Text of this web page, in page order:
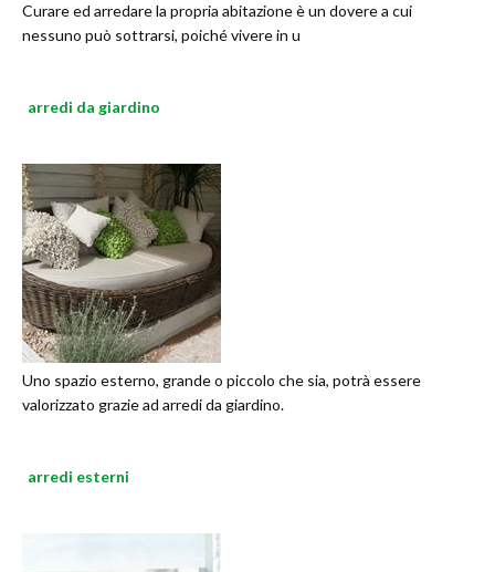
Curare ed arredare la propria abitazione è un dovere a cui
nessuno può sottrarsi, poiché vivere in u
arredi da giardino
Uno spazio esterno, grande o piccolo che sia, potrà essere
valorizzato grazie ad arredi da giardino.
arredi esterni